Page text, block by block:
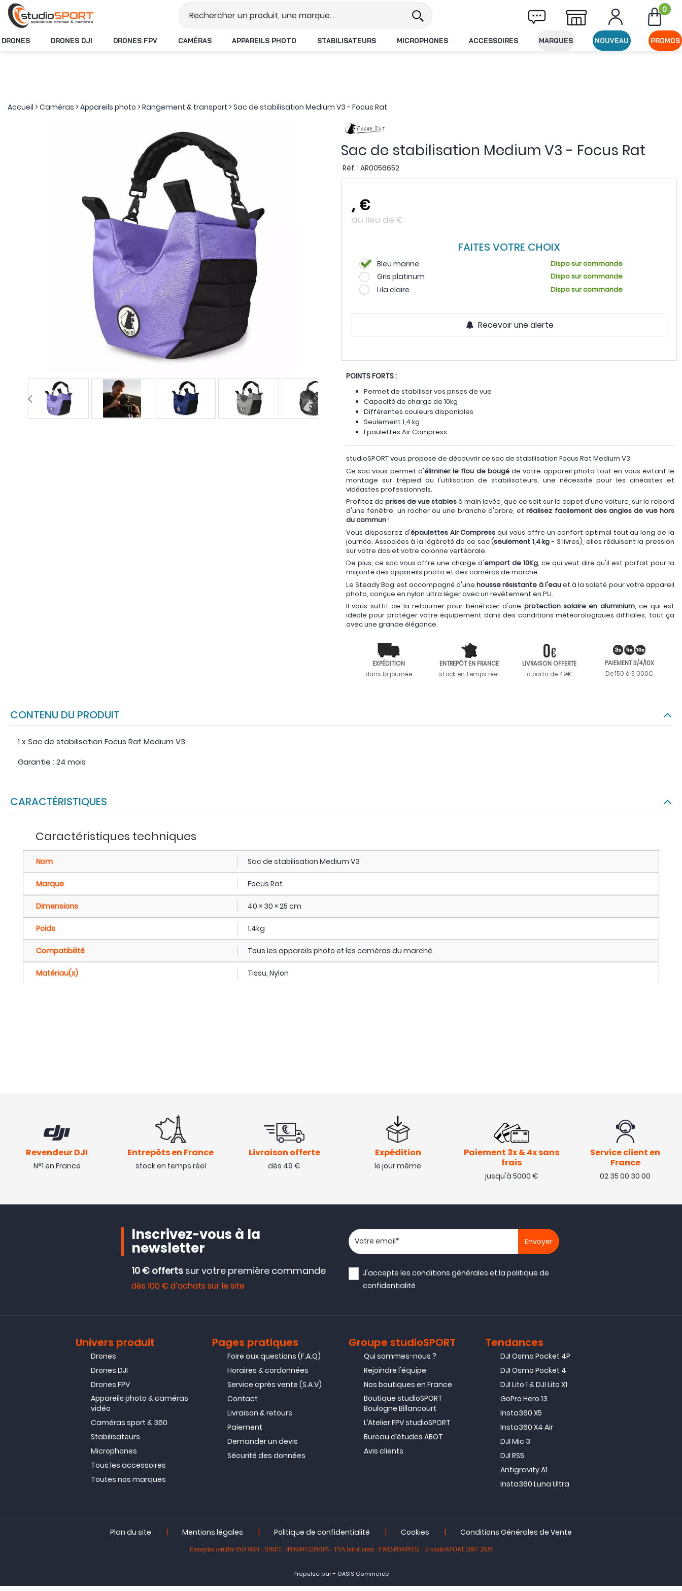
Stock en temps réel Livraison offerte dès 49€ d'achat 0
DRONES DRONES DJI DRONES FPV CAMÉRAS APPAREILS PHOTO STABILISATEURS MICROPHONES ACCESSOIRES MARQUES NOUVEAU PROMOS
Accueil >Caméras >Appareils photo >Rangement & transport >Sac de stabilisation Medium V3 - Focus Rat
Sac de stabilisation Medium V3 - Focus Rat
Réf. : AR0056652
, €
au lieu de €
FAITES VOTRE CHOIX
Bleu marine Dispo sur commande
Gris platinum Dispo sur commande
Lila claire Dispo sur commande
Recevoir une alerte
POINTS FORTS :
Permet de stabiliser vos prises de vue
Capacité de charge de 10kg
Différentes couleurs disponibles
Seulement 1,4 kg
Epaulettes Air Compress
studioSPORT vous propose de découvrir ce sac de stabilisation Focus Rat Medium V3.
Ce sac vous permet d'éliminer le flou de bougéde votre appareil photo tout en vous évitant le
montage sur trépied ou l'utilisation de stabilisateurs, une nécessité pour les cinéastes et
vidéastes professionnels.
Profitez de prises de vue stablesà main levée, que ce soit sur le capot d'une voiture, sur le rebord
d'une fenêtre, un rocher ou une branche d'arbre, etréalisez facilement des angles de vue hors
du commun !
Vous disposerez d'épaulettes Air Compress qui vous offre un confort optimal tout au long de la
journée. Associées à la légèreté de ce sac (seulement 1,4 kg- 3 livres), elles réduisent la pression
sur votre dos et votre colonne vertébrale.
De plus, ce sac vous offre une charge d'emport de 10Kg, ce qui veut dire qu'il est parfait pour la
majorité des appareils photo et des caméras de marché.
Le Steady Bag est accompagné d'unehousse résistante à l'eauet à la saleté pour votre appareil
photo, conçue en nylon ultra léger avec un revêtement en PU.
Il vous suffit de la retourner pour bénéficier d'une protection solaire en aluminium, ce qui est
idéale pour protéger votre équipement dans des conditions météorologiques difficiles, tout ça
avec une grande élégance.
EXPÉDITION
dans la journée
ENTREPÔT EN FRANCE
stock en temps réel
LIVRAISON OFFERTE
à partir de 49€
PAIEMENT 3/4/10X
De 150 à 5 000€
CONTENU DU PRODUIT
1 x Sac de stabilisation Focus Rat Medium V3
Garantie : 24 mois
CARACTÉRISTIQUES
Caractéristiques techniques
Nom Sac de stabilisation Medium V3
Marque Focus Rat
Dimensions 40 × 30 × 25 cm
Poids 1.4kg
Compatibilité Tous les appareils photo et les caméras du marché
Matériau(x) Tissu, Nylon
Revendeur DJI
N°1 en France
Entrepôts en France
stock en temps réel
Livraison offerte
dès 49 €
Expédition
le jour même
Paiement 3x & 4x sans
frais
jusqu'à 5000 €
Service client en
France
02 35 00 30 00
Inscrivez-vous à la
newsletter
10 € offerts sur votre première commande
dès 100 € d’achats sur le site
Votre adresse email
J'accepte lesconditions générales et lapolitique de
confidentialité
Univers produit
Drones
Drones DJI
Drones FPV
Appareils photo & caméras
vidéo
Caméras sport & 360
Stabilisateurs
Microphones
Tous les accessoires
Toutes nos marques
Pages pratiques
Foire aux questions (F.A.Q)
Horaires & cordonnées
Service après vente (S.A.V)
Contact
Livraison & retours
Paiement
Demander un devis
Sécurité des données
Groupe studioSPORT
Qui sommes-nous ?
Rejoindre l'équipe
Nos boutiques en France
Boutique studioSPORT
Boulogne Billancourt
L’Atelier FPV studioSPORT
Bureau d’études ABOT
Avis clients
Tendances
DJI Osmo Pocket 4P
DJI Osmo Pocket 4
DJI Lito 1 & DJI Lito X1
GoPro Hero 13
Insta360 X5
Insta360 X4 Air
DJI Mic 3
DJI RS5
Antigravity A1
Insta360 Luna Ultra
Plan du site | Mentions légales | Politique de confidentialité | Cookies | Conditions Générales de Vente
Entreprise certifiée ISO 9001 - SIRET : 49504913200105 - TVA IntraComm : FR02495049132 - © studioSPORT 2007-2026
Propulsé par- OASIS Commerce